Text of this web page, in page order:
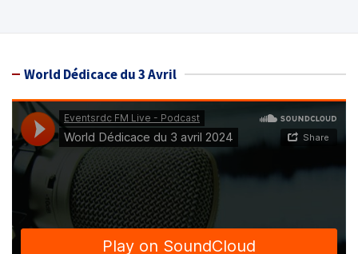
World Dédicace du 3 Avril